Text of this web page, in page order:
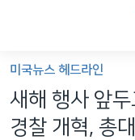
가
능
링세계
미국뉴스 헤드라인
새해 행사 앞
경찰 개혁, 총